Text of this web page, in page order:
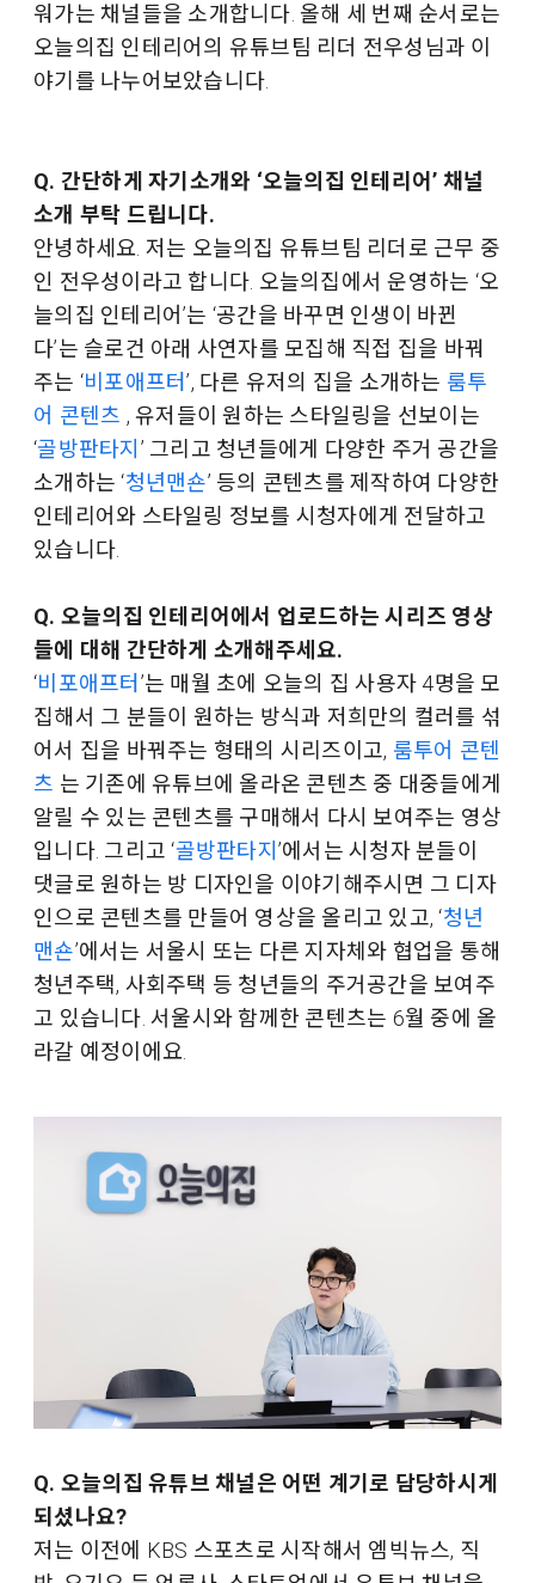
워가는 채널들을 소개합니다. 올해 세 번째 순서로는
오늘의집 인테리어의 유튜브팀 리더 전우성님과 이
야기를 나누어보았습니다.
Q. 간단하게 자기소개와 ‘오늘의집 인테리어’ 채널
소개 부탁 드립니다.
안녕하세요. 저는 오늘의집 유튜브팀 리더로 근무 중
인 전우성이라고 합니다. 오늘의집에서 운영하는 ‘오
늘의집 인테리어’는 ‘공간을 바꾸면 인생이 바뀐
다’는 슬로건 아래 사연자를 모집해 직접 집을 바꿔
주는 ‘비포애프터’, 다른 유저의 집을 소개하는 룸투
어 콘텐츠 , 유저들이 원하는 스타일링을 선보이는
‘골방판타지 ’ 그리고 청년들에게 다양한 주거 공간을
소개하는 ‘청년맨숀’ 등의 콘텐츠를 제작하여 다양한
인테리어와 스타일링 정보를 시청자에게 전달하고
있습니다.
Q. 오늘의집 인테리어에서 업로드하는 시리즈 영상
들에 대해 간단하게 소개해주세요.
‘비포애프터 ’는 매월 초에 오늘의 집 사용자 4명을 모
집해서 그 분들이 원하는 방식과 저희만의 컬러를 섞
어서 집을 바꿔주는 형태의 시리즈이고, 룸투어 콘텐
츠 는 기존에 유튜브에 올라온 콘텐츠 중 대중들에게
알릴 수 있는 콘텐츠를 구매해서 다시 보여주는 영상
입니다. 그리고 ‘골방판타지 ’에서는 시청자 분들이
댓글로 원하는 방 디자인을 이야기해주시면 그 디자
인으로 콘텐츠를 만들어 영상을 올리고 있고, ‘청년
맨숀’에서는 서울시 또는 다른 지자체와 협업을 통해
청년주택, 사회주택 등 청년들의 주거공간을 보여주
고 있습니다. 서울시와 함께한 콘텐츠는 6월 중에 올
라갈 예정이에요.
Q. 오늘의집 유튜브 채널은 어떤 계기로 담당하시게
되셨나요?
저는 이전에 KBS 스포츠로 시작해서 엠빅뉴스, 직